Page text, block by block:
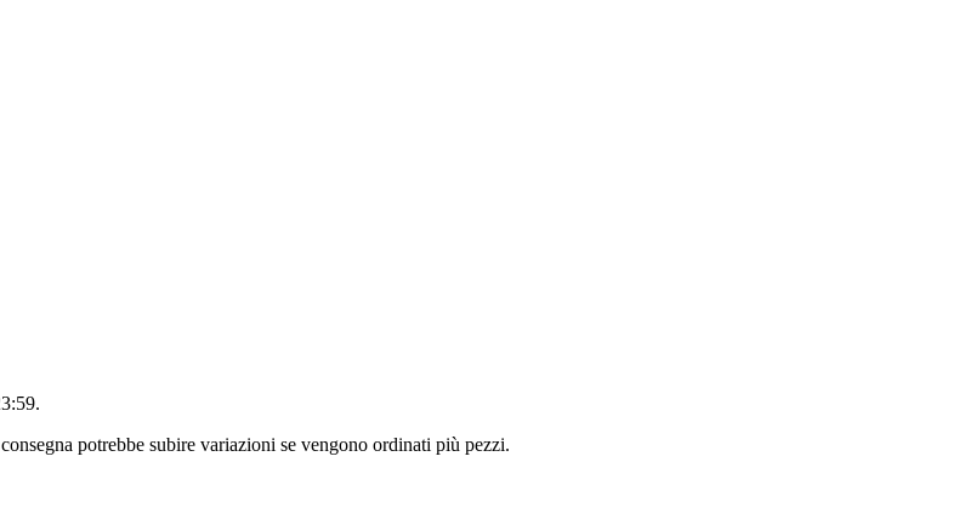
.
potrebbe subire variazioni se vengono ordinati più pezzi.